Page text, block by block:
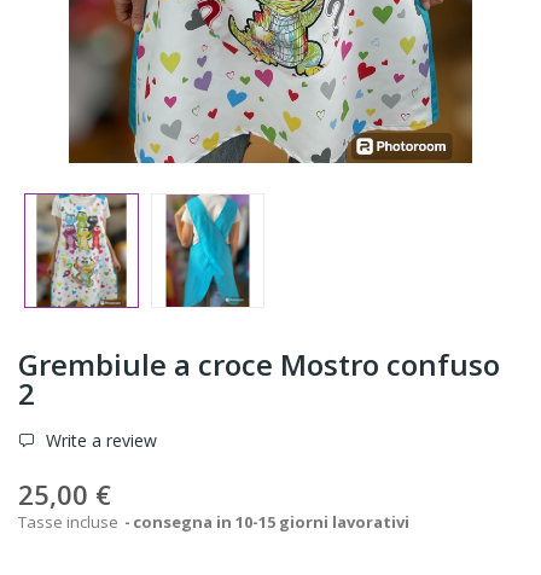
Grembiule a croce Mostro confuso
2
Write a review
25,00 €
Tasse incluse consegna in 10-15 giorni lavorativi